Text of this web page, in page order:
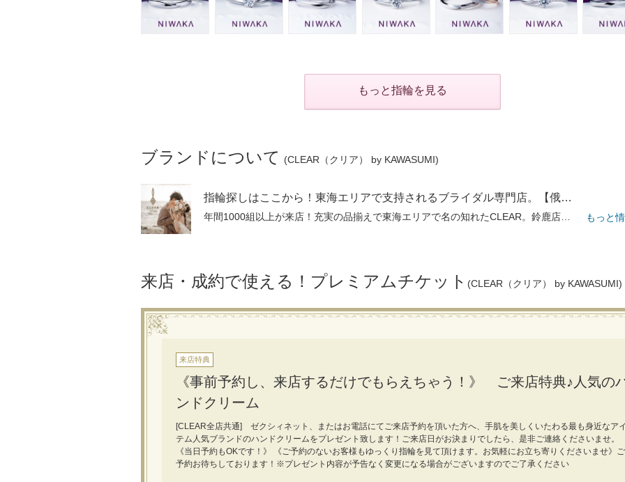
もっと指輪を見る
ブランドについて (CLEAR（クリア） by KAWASUMI)
指輪探しはここから！東海エリアで支持されるブライダル専門店。【俄】を中心に国内外の人気ブランドが豊富
もっと
来店・成約で使える！プレミアムチケット (CLEAR（クリア） by KAWASUMI)
来店特典
《事前予約し、来店するだけでもらえちゃう！》 ご来店特典♪人気の
ンドクリーム
[CLEAR全店共通] ゼクシィネット、またはお電話にてご来店予約を頂いた方へ、手肌を美しくいたわる最も身近なア
テム人気ブランドのハンドクリームをプレゼント致します！ご来店日がお決まりでしたら、是非ご連絡くださいませ。
《当日予約もOKです！》 《ご予約のないお客様もゆっくり指輪を見て頂けます。お気軽にお立ち寄りくださいませ》ご
予約お待ちしております！※プレゼント内容が予告なく変更になる場合がございますのでご了承ください